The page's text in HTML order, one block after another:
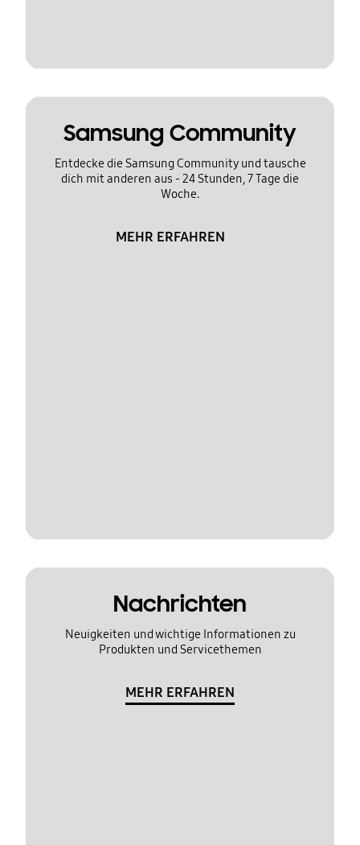
Samsung Community
Entdecke die Samsung Community und tausche
dich mit anderen aus - 24 Stunden, 7 Tage die
Woche.
MEHR ERFAHREN
Nachrichten
Neuigkeiten und wichtige Informationen zu
Produkten und Servicethemen
MEHR ERFAHREN